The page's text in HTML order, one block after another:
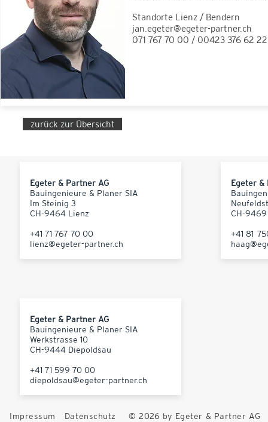
Standorte Lienz / Bendern
jan.egeter@egeter-partner.ch
071 767 70 00 / 00423 376 62 22
zurück zur Übersicht
Egeter & Partner AG
Bauingenieure & Planer SIA
Im Steinig 3
CH-9464 Lienz
+41 71 767 70 00
lienz@egeter-partner.ch
Egeter &
CH-
+41 81
Egeter & Partner AG
Bauingenieure & Planer SIA
Werkstrasse 10
CH-9444 Diepoldsau
+41 71 599 70 00
diepoldsau@egeter-partner.ch
Impressum Datenschutz © 2026 by Egeter & Partner AG